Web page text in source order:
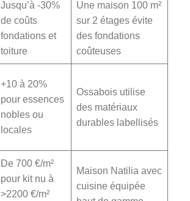
Jusqu’à -30%
de coûts
fondations et
toiture
Une maison 100 m²
sur 2 étages évite
des fondations
coûteuses
+10 à 20%
pour essences
nobles ou
locales
Ossabois utilise
des matériaux
durables labellisés
De 700 €/m²
pour kit nu à
>2200 €/m²
Maison Natilia avec
cuisine équipée